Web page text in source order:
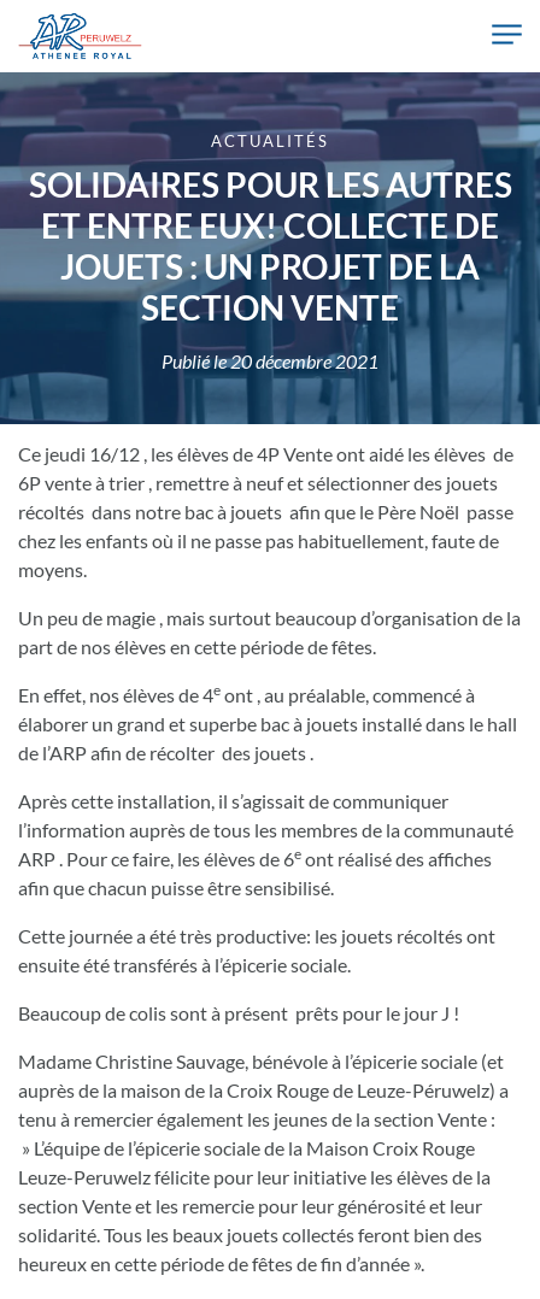
Skip to main content
Athénée Royal de Péruwelz
ACTUALITÉS
SOLIDAIRES POUR LES AUTRES
ET ENTRE EUX! COLLECTE DE
JOUETS : UN PROJET DE LA
SECTION VENTE
Publié le20 décembre 2021
Ce jeudi 16/12 , les élèves de 4P Vente ont aidé les élèves de
6P vente à trier , remettre à neuf et sélectionner des jouets
récoltés dans notre bac à jouets afin que le Père Noël passe
chez les enfants où il ne passe pas habituellement, faute de
moyens.
Un peu de magie , mais surtout beaucoup d’organisation de la
part de nos élèves en cette période de fêtes.
En effet, nos élèves de 4e ont , au préalable, commencé à
élaborer un grand et superbe bac à jouets installé dans le hall
de l’ARP afin de récolter des jouets .
Après cette installation, il s’agissait de communiquer
l’information auprès de tous les membres de la communauté
ARP . Pour ce faire, les élèves de 6e ont réalisé des affiches
afin que chacun puisse être sensibilisé.
Cette journée a été très productive: les jouets récoltés ont
ensuite été transférés à l’épicerie sociale.
Beaucoup de colis sont à présent prêts pour le jour J !
Madame Christine Sauvage, bénévole à l’épicerie sociale (et
auprès de la maison de la Croix Rouge de Leuze-Péruwelz) a
tenu à remercier également les jeunes de la section Vente :
» L’équipe de l’épicerie sociale de la Maison Croix Rouge
Leuze-Peruwelz félicite pour leur initiative les élèves de la
section Vente et les remercie pour leur générosité et leur
solidarité. Tous les beaux jouets collectés feront bien des
heureux en cette période de fêtes de fin d’année ».